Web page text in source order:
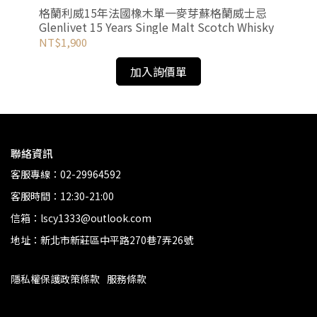
格蘭利威15年法國橡木單一麥芽蘇格蘭威士忌
Glenlivet 15 Years Single Malt Scotch Whisky
NT$1,900
加入詢價單
聯絡資訊
客服專線：02-29964592
客服時間：12:30-21:00
信箱：lscy1333@outlook.com
地址：新北市新莊區中平路270巷7弄26號
隱私權保護政策條款 服務條款